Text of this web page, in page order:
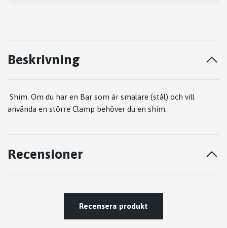
Beskrivning
Shim. Om du har en Bar som är smalare (stål) och vill
använda en större Clamp behöver du en shim.
Recensioner
Recensera produkt